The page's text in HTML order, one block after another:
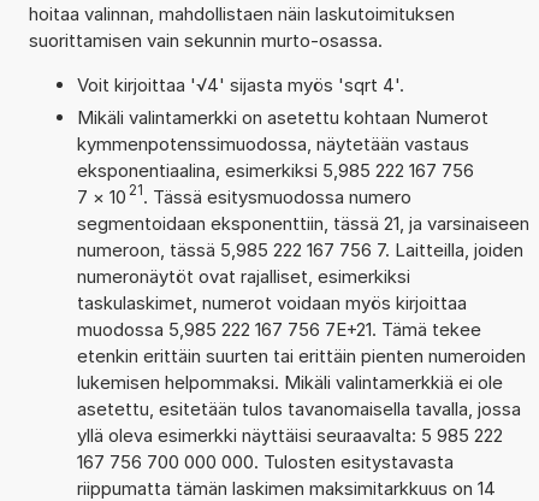
hoitaa valinnan, mahdollistaen näin laskutoimituksen
suorittamisen vain sekunnin murto-osassa.
Voit kirjoittaa '√4' sijasta myös 'sqrt 4'.
Mikäli valintamerkki on asetettu kohtaan Numerot
kymmenpotenssimuodossa, näytetään vastaus
eksponentiaalina, esimerkiksi 5,985 222 167 756
7 × 10 21. Tässä esitysmuodossa numero
segmentoidaan eksponenttiin, tässä 21, ja varsinaiseen
numeroon, tässä 5,985 222 167 756 7. Laitteilla, joiden
numeronäytöt ovat rajalliset, esimerkiksi
taskulaskimet, numerot voidaan myös kirjoittaa
muodossa 5,985 222 167 756 7E+21. Tämä tekee
etenkin erittäin suurten tai erittäin pienten numeroiden
lukemisen helpommaksi. Mikäli valintamerkkiä ei ole
asetettu, esitetään tulos tavanomaisella tavalla, jossa
yllä oleva esimerkki näyttäisi seuraavalta: 5 985 222
167 756 700 000 000. Tulosten esitystavasta
riippumatta tämän laskimen maksimitarkkuus on 14